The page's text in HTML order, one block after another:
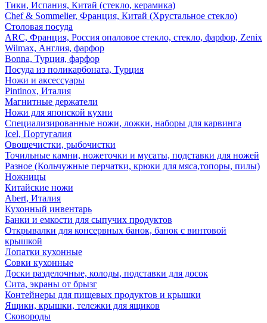
Тики, Испания, Китай (стекло, керамика)
Chef & Sommelier, Франция, Китай (Хрустальное стекло)
Столовая посуда
ARC, Франция, Россия опаловое стекло, стекло, фарфор, Zenix
Wilmax, Англия, фарфор
Bonna, Турция, фарфор
Посуда из поликарбоната, Турция
Ножи и аксессуары
Pintinox, Италия
Магнитные держатели
Ножи для японской кухни
Специализированные ножи, ложки, наборы для карвинга
Icel, Португалия
Овощечистки, рыбочистки
Точильные камни, ножеточки и мусаты, подставки для ножей
Разное (Кольчужные перчатки, крюки для мяса,топоры, пилы)
Ножницы
Китайские ножи
Abert, Италия
Кухонный инвентарь
Банки и емкости для сыпучих продуктов
Открывалки для консервных банок, банок с винтовой
крышкой
Лопатки кухонные
Совки кухонные
Доски разделочные, колоды, подставки для досок
Сита, экраны от брызг
Контейнеры для пищевых продуктов и крышки
Ящики, крышки, тележки для ящиков
Сковороды